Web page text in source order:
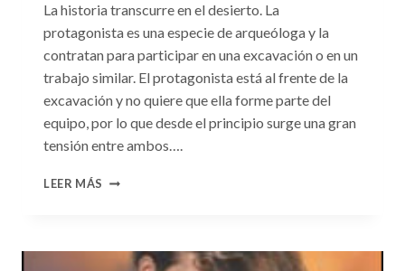
La historia transcurre en el desierto. La
protagonista es una especie de arqueóloga y la
contratan para participar en una excavación o en un
trabajo similar. El protagonista está al frente de la
excavación y no quiere que ella forme parte del
equipo, por lo que desde el principio surge una gran
tensión entre ambos….
LEER MÁS CONSULTA